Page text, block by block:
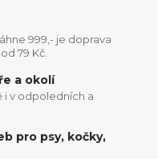
999,- je doprava
79 Kč.
a okolí
i v odpoledních a
pro psy, kočky,